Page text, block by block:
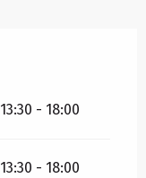
13:30 - 18:00
13:30 - 18:00